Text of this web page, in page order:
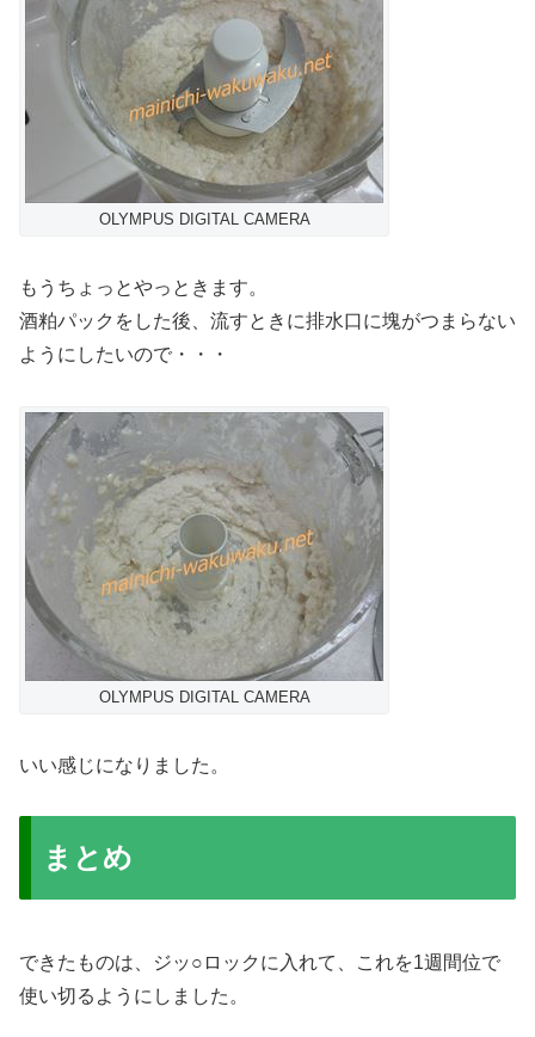
OLYMPUS DIGITAL CAMERA
もうちょっとやっときます。
酒粕パックをした後、流すときに排水口に塊がつまらない
ようにしたいので・・・
OLYMPUS DIGITAL CAMERA
いい感じになりました。
まとめ
できたものは、ジッ○ロックに入れて、これを1週間位で
使い切るようにしました。